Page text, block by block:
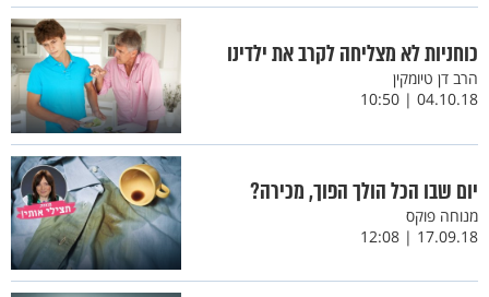
כוחניות לא מצליחה לקרב את ילדינו
הרב דן טיומקין
04.10.18 | 10:50
יום שבו הכל הולך הפוך, מכירה?
מנוחה פוקס
17.09.18 | 12:08